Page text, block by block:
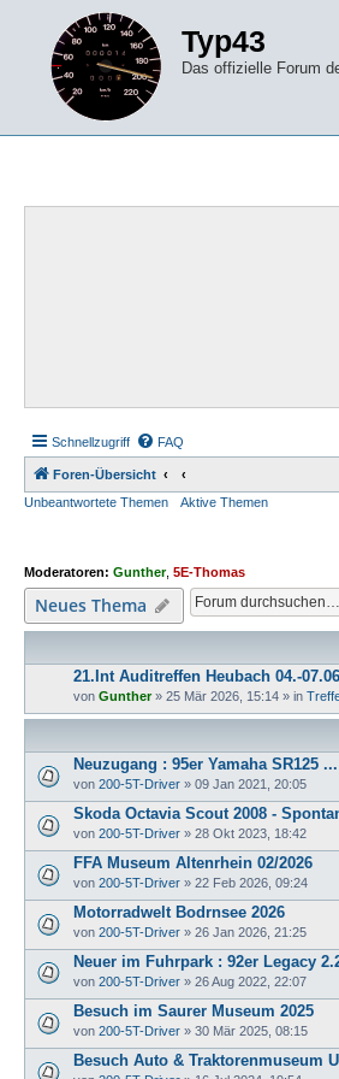
Typ43
Das offizielle Forum
Schnellzugriff FAQ
Foren-Übersicht
Unbeantwortete Themen
Aktive Themen
Moderatoren: Gunther, 5E-Thomas
Neues Thema
21.Int Auditreffen Heubach 04.-
von Gunther» 25 Mär 2026, 15:14 » in
Neuzugang : 95er Yamaha SR125 ...
von 200-5T-Driver » 09 Jan 2021, 20:05
Skoda Octavia Scout 2008 -
von 200-5T-Driver » 28 Okt 2023, 18:42
FFA Museum Altenrhein 02/2026
von 200-5T-Driver » 22 Feb 2026, 09:24
Motorradwelt Bodrnsee 2026
von 200-5T-Driver » 26 Jan 2026, 21:25
Neuer im Fuhrpark : 92er Legacy
von 200-5T-Driver » 26 Aug 2022, 22:07
Besuch im Saurer Museum 2025
von 200-5T-Driver » 30 Mär 2025, 08:15
Besuch Auto & Traktorenmuseum